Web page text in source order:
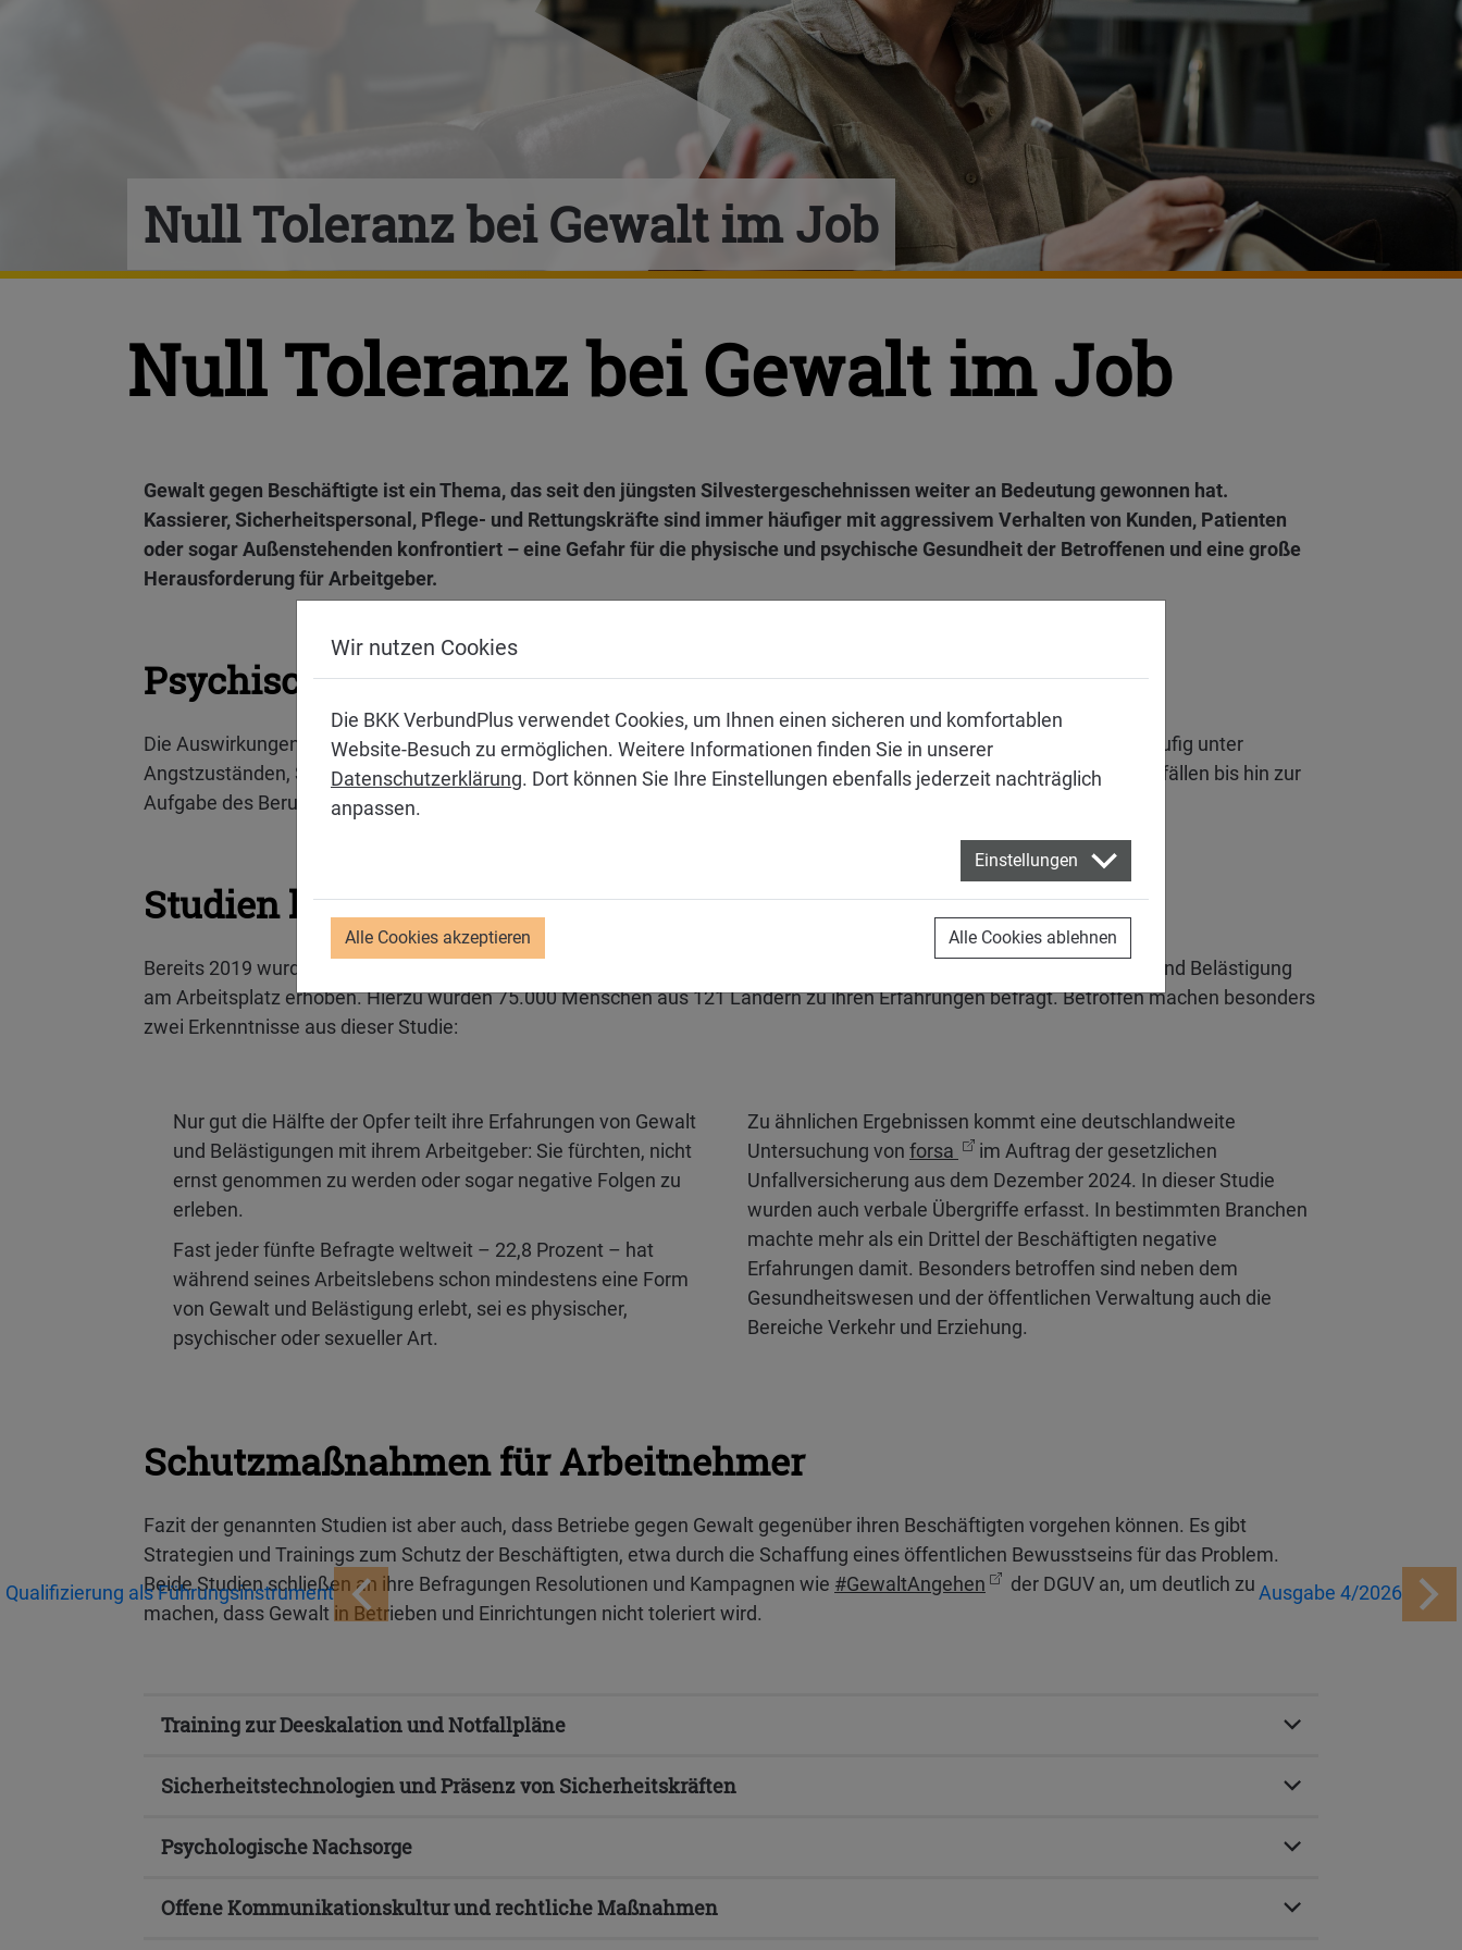
Null Toleranz bei Gewalt im Job
Null Toleranz bei Gewalt im Job
Gewalt gegen Beschäftigte ist ein Thema, das seit den jüngsten Silvestergeschehnissen weiter an Bedeutung gewonnen hat.
Kassierer, Sicherheitspersonal, Pflege- und Rettungskräfte sind immer häufiger mit aggressivem Verhalten von Kunden, Patienten
oder sogar Außenstehenden konfrontiert – eine Gefahr für die physische und psychische Gesundheit der Betroffenen und eine große
Herausforderung für Arbeitgeber.
Psychische Belastungen
Die Auswirkungen solcher Übergriffe sind gravierend. Betroffene und auch ihre Kollegen, die Zeugen wurden, leiden häufig unter
Angstzuständen, Schlafstörungen oder sogar posttraumatischen Belastungsstörungen. Dies kann zu langfristigen Ausfällen bis hin zur
Aufgabe des Berufs führen und stellt Arbeitgeber vor beträchtliche Probleme.
Studien liefern Lösungsansätze
Bereits 2019 wurden in einer ersten weltweiten
Daten zu Gewalt und Belästigung
am Arbeitsplatz erhoben. Hierzu wurden 75.000 Menschen aus 121 Ländern zu ihren Erfahrungen befragt. Betroffen machen besonders
zwei Erkenntnisse aus dieser Studie:
Nur gut die Hälfte der Opfer teilt ihre Erfahrungen von Gewalt
und Belästigungen mit ihrem Arbeitgeber: Sie fürchten, nicht
ernst genommen zu werden oder sogar negative Folgen zu
erleben.
Fast jeder fünfte Befragte weltweit – 22,8 Prozent – hat
während seines Arbeitslebens schon mindestens eine Form
von Gewalt und Belästigung erlebt, sei es physischer,
psychischer oder sexueller Art.
Zu ähnlichen Ergebnissen kommt eine deutschlandweite
Untersuchung von forsa
im Auftrag der gesetzlichen
Unfallversicherung aus dem Dezember 2024. In dieser Studie
wurden auch verbale Übergriffe erfasst. In bestimmten Branchen
machte mehr als ein Drittel der Beschäftigten negative
Erfahrungen damit. Besonders betroffen sind neben dem
Gesundheitswesen und der öffentlichen Verwaltung auch die
Bereiche Verkehr und Erziehung.
Schutzmaßnahmen für Arbeitnehmer
Fazit der genannten Studien ist aber auch, dass Betriebe gegen Gewalt gegenüber ihren Beschäftigten vorgehen können. Es gibt
Strategien und Trainings zum Schutz der Beschäftigten, etwa durch die Schaffung eines öffentlichen Bewusstseins für das Problem.
Beide Studien schließen an ihre Befragungen Resolutionen und Kampagnen wie #GewaltAngehen
der DGUV an, um deutlich zu
machen, dass Gewalt in Betrieben und Einrichtungen nicht toleriert wird.
Training zur Deeskalation und Notfallpläne
Sicherheitstechnologien und Präsenz von Sicherheitskräften
Psychologische Nachsorge
Offene Kommunikationskultur und rechtliche Maßnahmen
Qualifizierung als Führungsinstrument Ausgabe 4/2026
Wir nutzen Cookies
Die BKK VerbundPlus verwendet Cookies, um Ihnen einen sicheren und komfortablen
Website-Besuch zu ermöglichen. Weitere Informationen finden Sie in unserer
Datenschutzerklärung. Dort können Sie Ihre Einstellungen ebenfalls jederzeit nachträglich
anpassen.
Einstellungen
Alle Cookies akzeptieren Alle Cookies ablehnen